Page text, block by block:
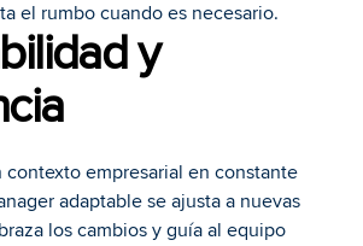
el rumbo cuando es necesario.
y
contexto empresarial en constante
adaptable se ajusta a nuevas
los cambios y guía al equipo